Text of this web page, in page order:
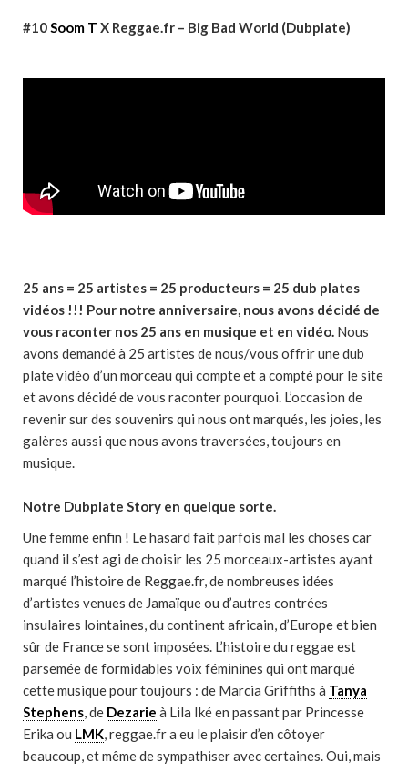
#10Soom T X Reggae.fr – Big Bad World (Dubplate)
25 ans = 25 artistes = 25 producteurs = 25 dub plates
vidéos !!! Pour notre anniversaire, nous avons décidé de
vous raconter nos 25 ans en musique et en vidéo. Nous
avons demandé à 25 artistes de nous/vous offrir une dub
plate vidéo d’un morceau qui compte et a compté pour le site
et avons décidé de vous raconter pourquoi. L’occasion de
revenir sur des souvenirs qui nous ont marqués, les joies, les
galères aussi que nous avons traversées, toujours en
musique.
Notre Dubplate Story en quelque sorte.
Une femme enfin ! Le hasard fait parfois mal les choses car
quand il s’est agi de choisir les 25 morceaux-artistes ayant
marqué l’histoire de Reggae.fr, de nombreuses idées
d’artistes venues de Jamaïque ou d’autres contrées
insulaires lointaines, du continent africain, d’Europe et bien
sûr de France se sont imposées. L’histoire du reggae est
parsemée de formidables voix féminines qui ont marqué
cette musique pour toujours : de Marcia Griffiths à Tanya
Stephens, de Dezarie à Lila Iké en passant par Princesse
Erika ou LMK, reggae.fr a eu le plaisir d’en côtoyer
beaucoup, et même de sympathiser avec certaines. Oui, mais